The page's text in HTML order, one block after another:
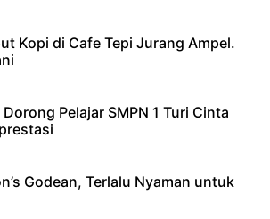
Kopi di Cafe Tepi Jurang Ampel.
Pelajar SMPN 1 Turi Cinta
Godean, Terlalu Nyaman untuk